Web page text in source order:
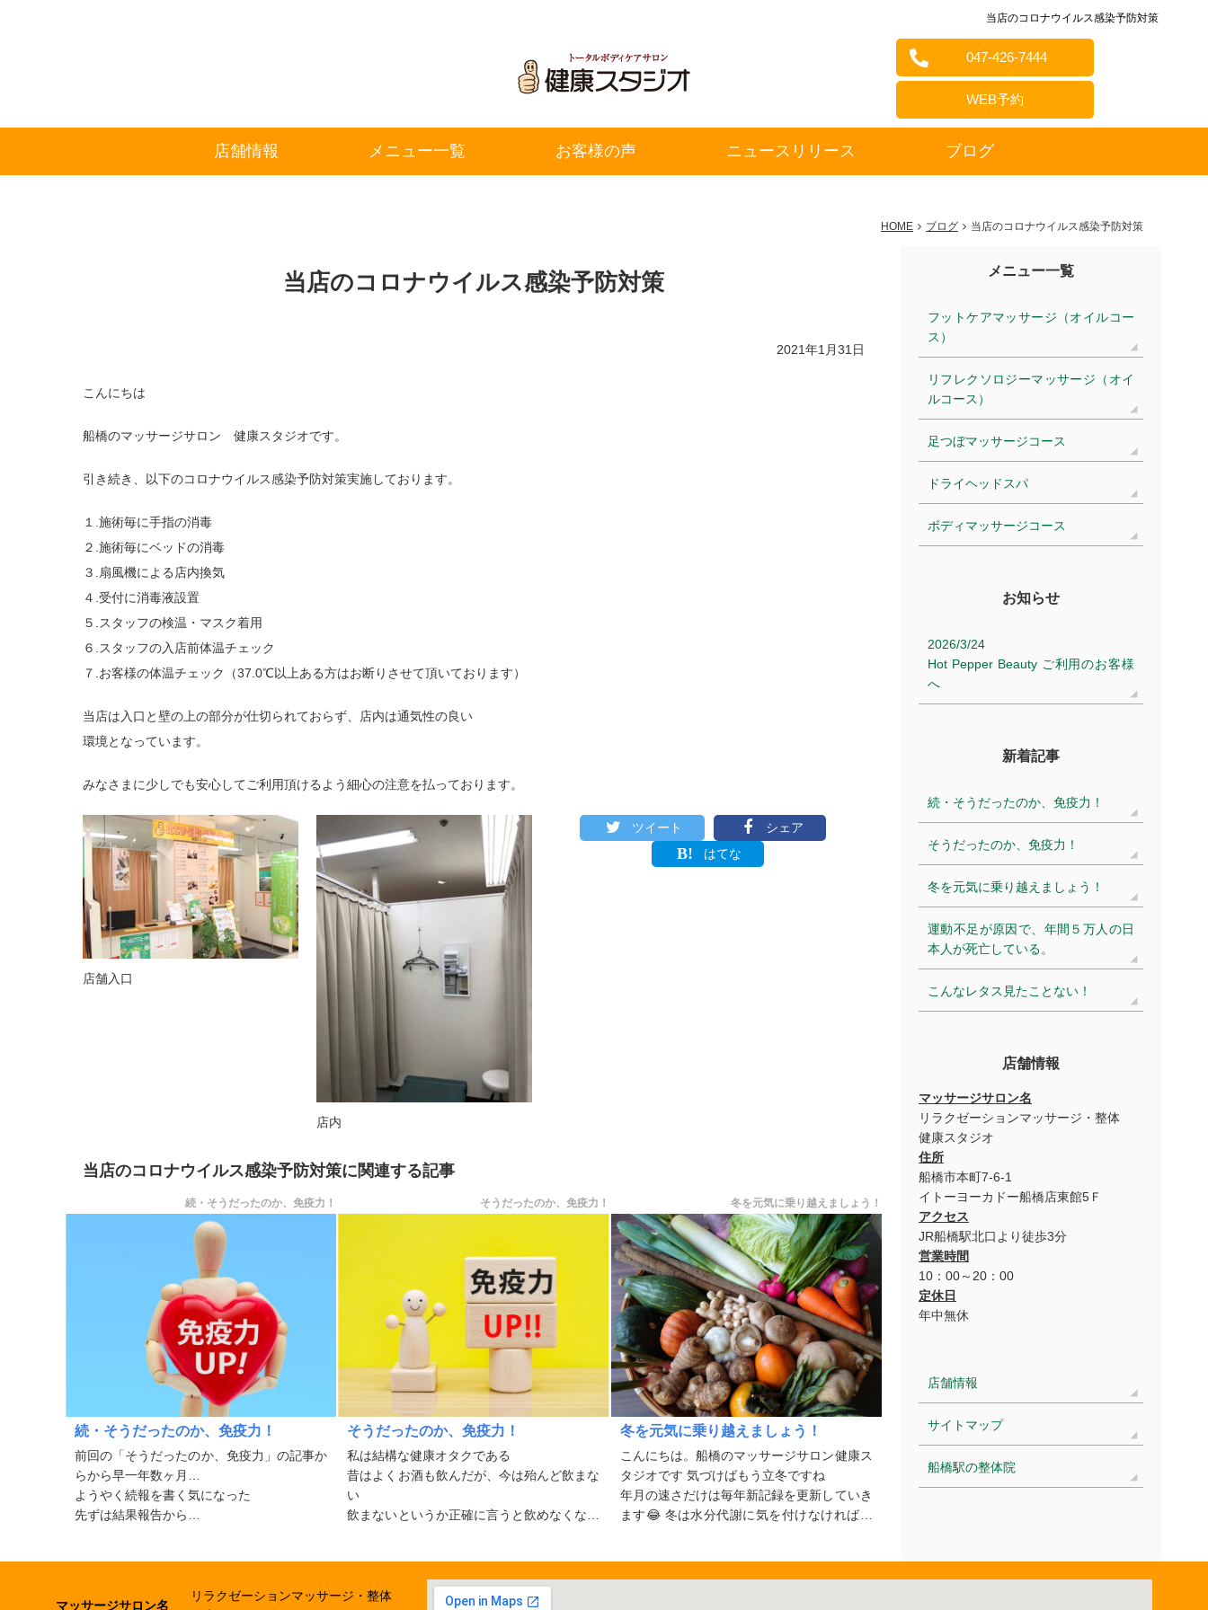
当店のコロナウイルス感染予防対策
047-426-7444
WEB予約
店舗情報 メニュー一覧 お客様の声 ニュースリリース ブログ
HOME ブログ 当店のコロナウイルス感染予防対策
当店のコロナウイルス感染予防対策
2021年1月31日
こんにちは
船橋のマッサージサロン 健康スタジオです。
引き続き、以下のコロナウイルス感染予防対策実施しております。
１.施術毎に手指の消毒
２.施術毎にベッドの消毒
３.扇風機による店内換気
４.受付に消毒液設置
５.スタッフの検温・マスク着用
６.スタッフの入店前体温チェック
７.お客様の体温チェック（37.0℃以上ある方はお断りさせて頂いております）
当店は入口と壁の上の部分が仕切られておらず、店内は通気性の良い
環境となっています。
みなさまに少しでも安心してご利用頂けるよう細心の注意を払っております。
店舗入口
店内
ツイート
シェア
はてな
当店のコロナウイルス感染予防対策に関連する記事
続・そうだったのか、免疫力！
続・そうだったのか、免疫力！
前回の「そうだったのか、免疫力」の記事か
らから早一年数ヶ月…
ようやく続報を書く気になった
先ずは結果報告から
そうだったのか、免疫力！
そうだったのか、免疫力！
私は結構な健康オタクである
昔はよくお酒も飲んだが、今は殆んど飲まな
い
飲まないというか正確に言うと飲めなくなっ
冬を元気に乗り越えましょう！
冬を元気に乗り越えましょう！
こんにちは。船橋のマッサージサロン健康ス
タジオです 気づけばもう立冬ですね
年月の速さだけは毎年新記録を更新していき
ます😂 冬は水分代謝に気を付けなければい
メニュー一覧
フットケアマッサージ（オイルコー
ス）
リフレクソロジーマッサージ（オイ
ルコース）
足つぼマッサージコース
ドライヘッドスパ
ボディマッサージコース
お知らせ
2026/3/24
Hot Pepper Beauty ご利用のお客様
へ
新着記事
続・そうだったのか、免疫力！
そうだったのか、免疫力！
冬を元気に乗り越えましょう！
運動不足が原因で、年間５万人の日
本人が死亡している。
こんなレタス見たことない！
店舗情報
マッサージサロン名
リラクゼーションマッサージ・整体
健康スタジオ
住所
船橋市本町7-6-1
イトーヨーカドー船橋店東館5Ｆ
アクセス
JR船橋駅北口より徒歩3分
営業時間
10：00～20：00
定休日
年中無休
店舗情報
サイトマップ
船橋駅の整体院
マッサージサロン名
リラクゼーションマッサージ・整体